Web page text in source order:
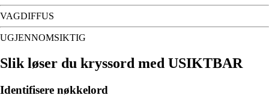
VAGDIFFUS
UGJENNOMSIKTIG
Slik løser du kryssord med USIKTBAR
Identifisere nøkkelord